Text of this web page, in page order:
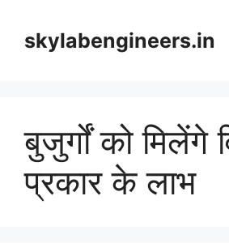
contentskylabengineers.in
बुजुर्गों को मिलेंगे
प्रकार के लाभ